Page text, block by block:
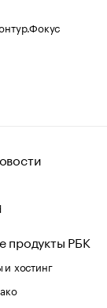
продукты РБК
хостинг